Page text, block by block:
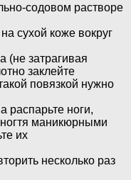
содовом растворе
сухой коже вокруг
(не затрагивая
заклейте
повязкой нужно
распарьте ноги,
маникюрными
их
несколько раз